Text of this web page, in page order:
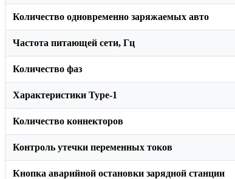
Количество одновременно заряжаемых авто
Частота питающей сети, Гц
Количество фаз
Характеристики Type-1
Количество коннекторов
Контроль утечки переменных токов
Кнопка аварийной остановки зарядной станции